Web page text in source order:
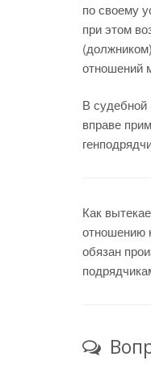
по своему
при этом
отношений
В судебной
вправе
Как
отношению
обязан